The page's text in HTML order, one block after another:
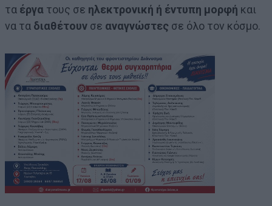
τα έργα τους σε ηλεκτρονική ή έντυπη μορφή και
να τα διαθέτουν σε αναγνώστες σε όλο τον κόσμο.